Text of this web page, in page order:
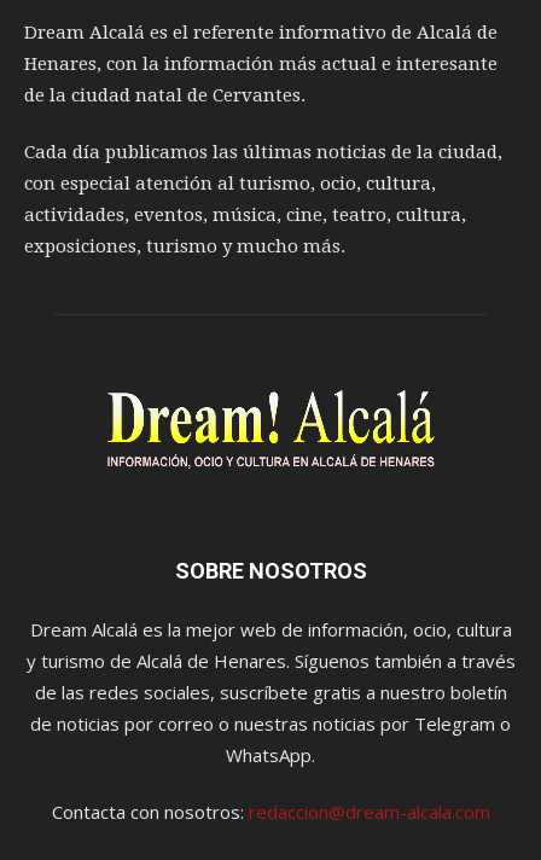
Dream Alcalá es el referente informativo de Alcalá de
Henares, con la información más actual e interesante
de la ciudad natal de Cervantes.
Cada día publicamos las últimas noticias de la ciudad,
con especial atención al turismo, ocio, cultura,
actividades, eventos, música, cine, teatro, cultura,
exposiciones, turismo y mucho más.
SOBRE NOSOTROS
Dream Alcalá es la mejor web de información, ocio, cultura
y turismo de Alcalá de Henares. Síguenos también a través
de las redes sociales, suscríbete gratis a nuestro boletín
de noticias por correo o nuestras noticias por Telegram o
WhatsApp.
Contacta con nosotros: redaccion@dream-alcala.com